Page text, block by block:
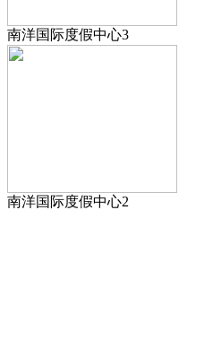
南洋国际度假中心3
南洋国际度假中心2